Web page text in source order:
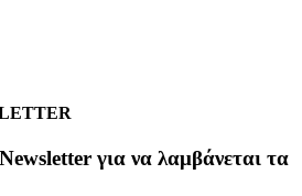
για να λαμβάνεται τα